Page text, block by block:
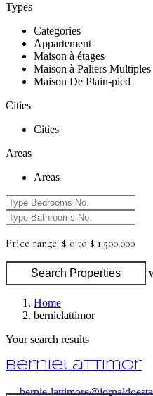
Types
Categories
Appartement
Maison à étages
Maison à Paliers Multiples
Maison De Plain-pied
Cities
Cities
Areas
Areas
Price range: $ 0 to $ 1.500.000
Search Properties
Home
bernielattimor
Your search results
bernielattimor
bernie-